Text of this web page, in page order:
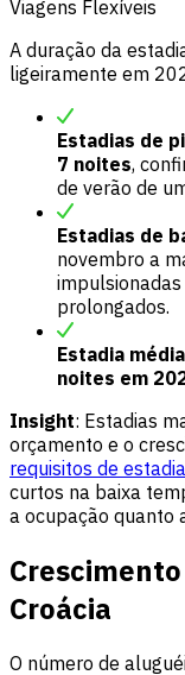
Viagens Flexíveis
A duração da
ligeiramente em
Estadias de
7 noites,
de verão de
Estadias de
novembro a
prolongados.
Estadia
noites em
Insight: Estadias
orçamento e o
requisitos de
curtos na baixa
a ocupação quanto
Croácia
O número de